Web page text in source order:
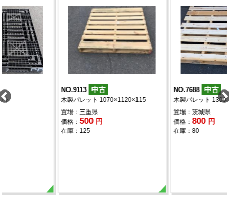
NO.7688 中古
木製パレット 1300×1100
置場：茨城県
800円
在庫：80
NO.9111 中古
木製パレット
置場：三重県
500円
在庫：100